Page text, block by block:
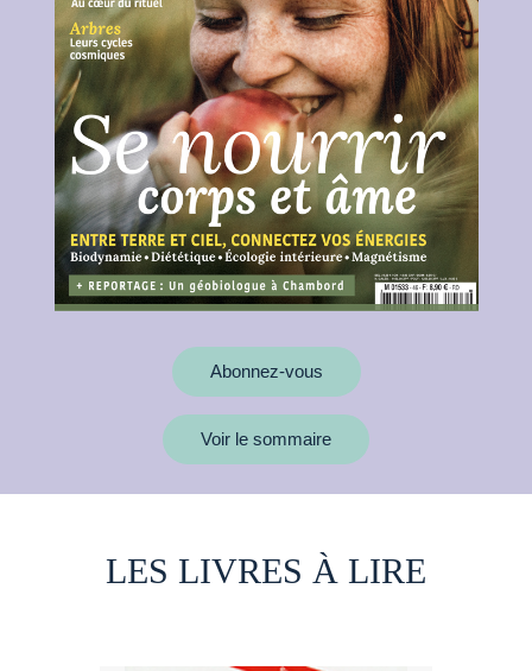
Abonnez-vous
Voir le sommaire
LES LIVRES À LIRE